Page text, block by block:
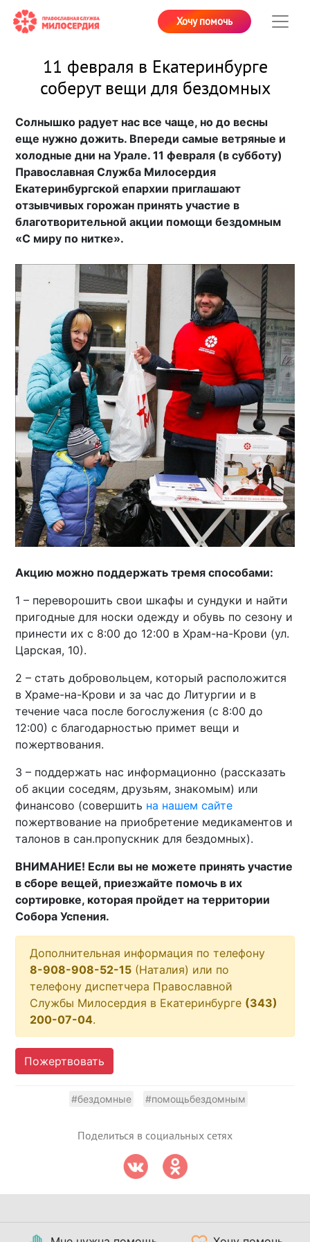
Хочу помочь
11 февраля в Екатеринбурге
соберут вещи для бездомных
Солнышко радует нас все чаще, но до весны
еще нужно дожить. Впереди самые ветряные и
холодные дни на Урале. 11 февраля (в субботу)
Православная Служба Милосердия
Екатеринбургской епархии приглашают
отзывчивых горожан принять участие в
благотворительной акции помощи бездомным
«С миру по нитке».
Акцию можно поддержать тремя способами:
1 – переворошить свои шкафы и сундуки и найти
пригодные для носки одежду и обувь по сезону и
принести их с 8:00 до 12:00 в Храм-на-Крови (ул.
Царская, 10).
2 – стать добровольцем, который расположится
в Храме-на-Крови и за час до Литургии и в
течение часа после богослужения (с 8:00 до
12:00) с благодарностью примет вещи и
пожертвования.
3 – поддержать нас информационно (рассказать
об акции соседям, друзьям, знакомым) или
финансово (совершить на нашем сайте
пожертвование на приобретение медикаментов и
талонов в сан.пропускник для бездомных).
ВНИМАНИЕ! Если вы не можете принять участие
в сборе вещей, приезжайте помочь в их
сортировке, которая пройдет на территории
Собора Успения.
Дополнительная информация по телефону
8-908-908-52-15 (Наталия) или по
телефону диспетчера Православной
Службы Милосердия в Екатеринбурге (343)
200-07-04.
Пожертвовать
#бездомные #помощьбездомным
Поделиться в социальных сетях